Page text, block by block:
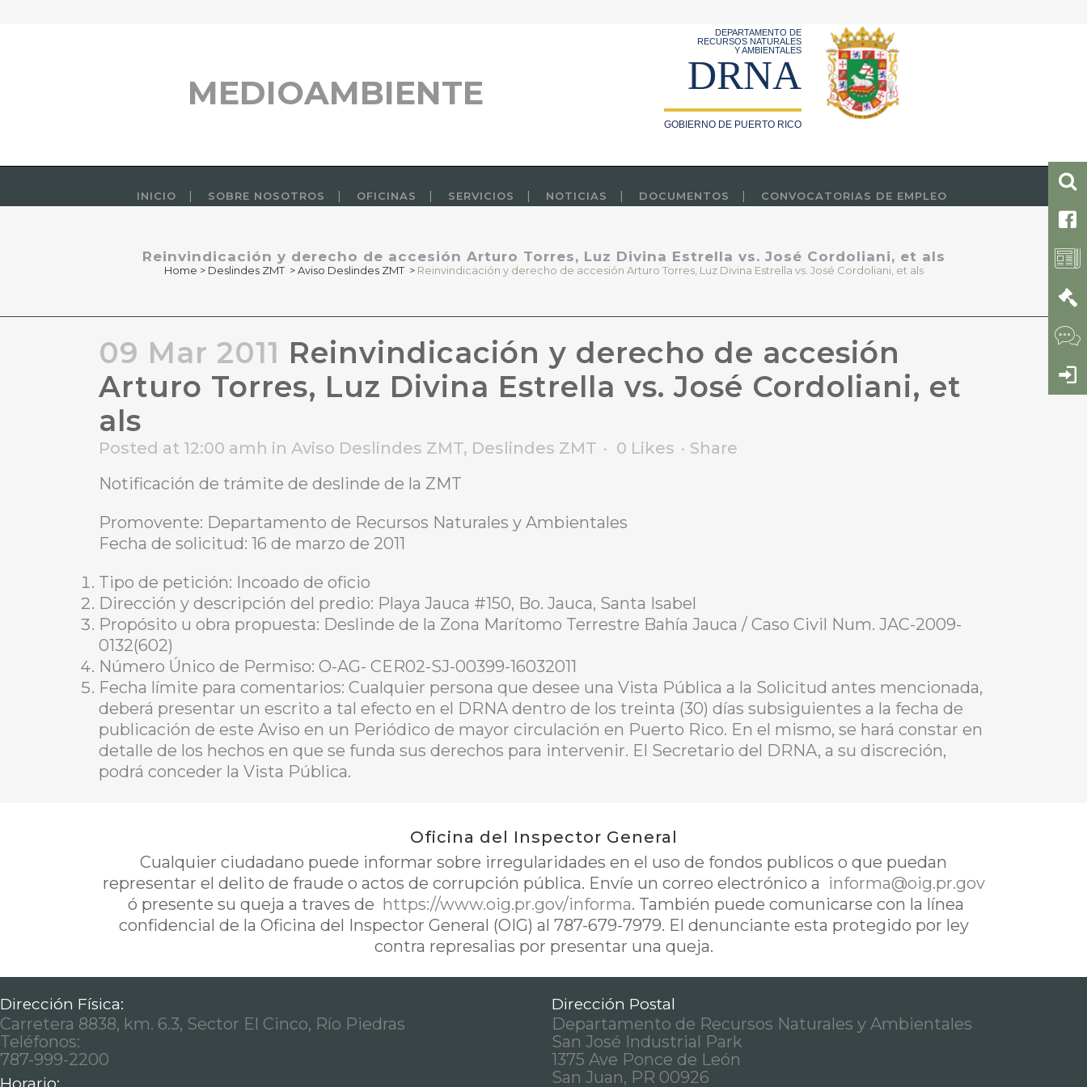
MEDIOAMBIENTE
DEPARTAMENTO DE
RECURSOS NATURALES
Y AMBIENTALES
DRNA
GOBIERNO DE PUERTO RICO
INICIO SOBRE NOSOTROS OFICINAS SERVICIOS NOTICIAS DOCUMENTOS CONVOCATORIAS DE EMPLEO
Reinvindicación y derecho de accesión Arturo Torres, Luz Divina Estrella vs. José Cordoliani, et als
Home > Deslindes ZMT >Aviso Deslindes ZMT > Reinvindicación y derecho de accesión Arturo Torres, Luz Divina Estrella vs. José Cordoliani, et als
09 Mar 2011 Reinvindicación y derecho de accesión
Arturo Torres, Luz Divina Estrella vs. José Cordoliani, et
als
Posted at 12:00 amh in Aviso Deslindes ZMT, Deslindes ZMT 0 Likes
Share
Notificación de trámite de deslinde de la ZMT
Promovente: Departamento de Recursos Naturales y Ambientales
Fecha de solicitud: 16 de marzo de 2011
Tipo de petición: Incoado de oficio
Dirección y descripción del predio: Playa Jauca #150, Bo. Jauca, Santa Isabel
Propósito u obra propuesta: Deslinde de la Zona Marítomo Terrestre Bahía Jauca / Caso Civil Num. JAC-2009-
0132(602)
Número Único de Permiso: O-AG- CER02-SJ-00399-16032011
Fecha límite para comentarios: Cualquier persona que desee una Vista Pública a la Solicitud antes mencionada,
deberá presentar un escrito a tal efecto en el DRNA dentro de los treinta (30) días subsiguientes a la fecha de
publicación de este Aviso en un Periódico de mayor circulación en Puerto Rico. En el mismo, se hará constar en
detalle de los hechos en que se funda sus derechos para intervenir. El Secretario del DRNA, a su discreción,
podrá conceder la Vista Pública.
Oficina del Inspector General
Cualquier ciudadano puede informar sobre irregularidades en el uso de fondos publicos o que puedan
representar el delito de fraude o actos de corrupción pública. Envíe un correo electrónico a informa@oig.pr.gov
ó presente su queja a traves de https://www.oig.pr.gov/informa. También puede comunicarse con la línea
confidencial de la Oficina del Inspector General (OIG) al 787-679-7979. El denunciante esta protegido por ley
contra represalias por presentar una queja.
Dirección Física:
Carretera 8838, km. 6.3, Sector El Cinco, Río Piedras
Teléfonos:
787-999-2200
Dirección Postal
Departamento de Recursos Naturales y Ambientales
San José Industrial Park
1375 Ave Ponce de León
San Juan, PR 00926